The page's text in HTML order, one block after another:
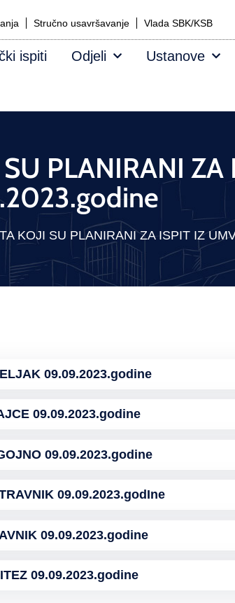
Stručno usavršavanje Vlada SBK/KSB
ispiti Odjeli Ustanove
PLANIRANI
KOJI SU PLANIRANI ZA ISPIT IZ
09.09.2023.godine
09.09.2023.godine
09.09.2023.godine
09.09.2023.godIne
09.09.2023.godine
09.09.2023.godine